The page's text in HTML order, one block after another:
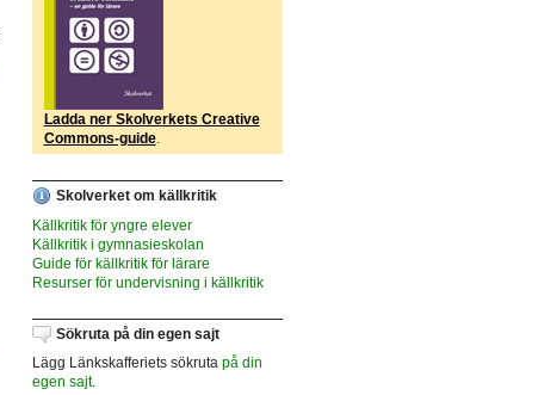
Ladda ner Skolverkets Creative
Commons-guide.
Skolverket om källkritik
Källkritik för yngre elever
Källkritik i gymnasieskolan
Guide för källkritik för lärare
Resurser för undervisning i källkritik
Sökruta på din egen sajt
Lägg Länkskafferiets sökruta på din
egen sajt.